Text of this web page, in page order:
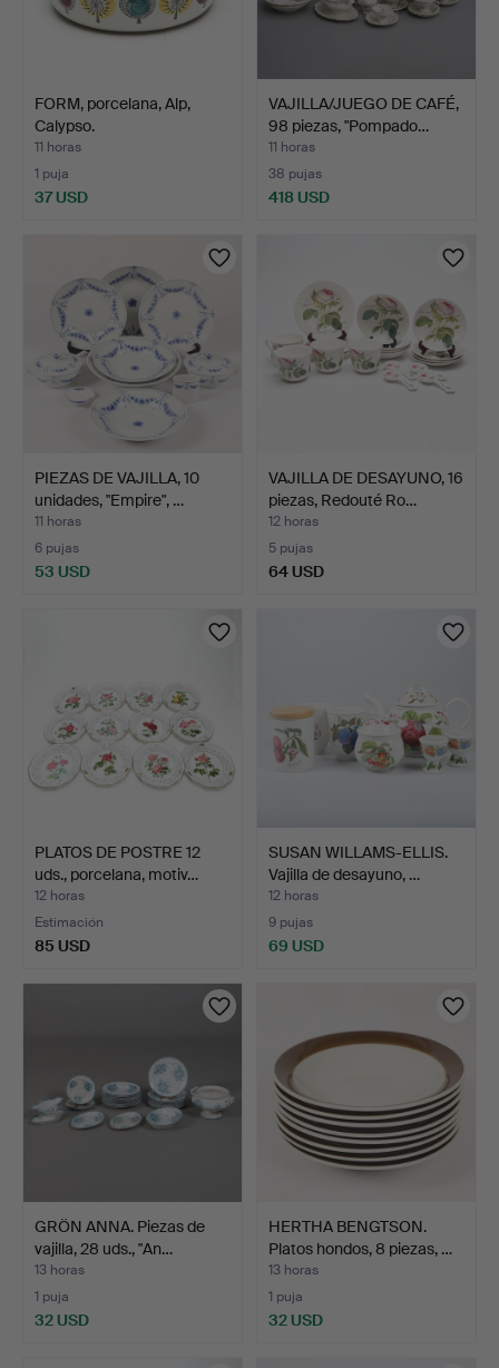
FORM, porcelana, Alp,
Calypso.
11 horas
1 puja
37 USD
VAJILLA/JUEGO DE CAFÉ,
98 piezas, "Pompado…
11 horas
38 pujas
418 USD
PIEZAS DE VAJILLA, 10
unidades, "Empire", …
11 horas
6 pujas
53 USD
VAJILLA DE DESAYUNO, 16
piezas, Redouté Ro…
12 horas
5 pujas
64 USD
PLATOS DE POSTRE 12
uds., porcelana, motiv…
12 horas
Estimación
85 USD
SUSAN WILLAMS-ELLIS.
Vajilla de desayuno, …
12 horas
9 pujas
69 USD
GRÖN ANNA. Piezas de
vajilla, 28 uds., "An…
13 horas
1 puja
32 USD
HERTHA BENGTSON.
Platos hondos, 8 piezas, …
13 horas
1 puja
32 USD